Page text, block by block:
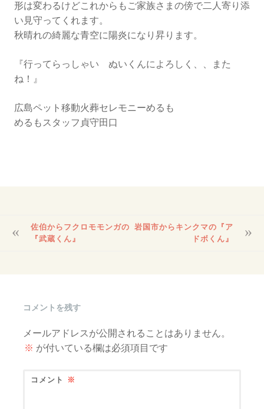
形は変わるけどこれからもご家族さまの傍で二人寄り添
い見守ってくれます。
秋晴れの綺麗な青空に陽炎になり昇ります。
『行ってらっしゃい ぬいくんによろしく、、また
ね！』
広島ペット移動火葬セレモニーめるも
めるもスタッフ貞守田口
稿
佐伯からフクロモモンガの
『武蔵くん』
岩国市からキンクマの『ア
ドボくん』
コメントを残す
メールアドレスが公開されることはありません。
※ が付いている欄は必須項目です
コメント ※